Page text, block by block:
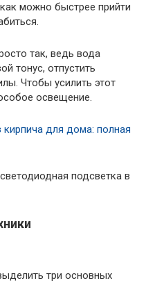
можно быстрее прийти
так, ведь вода
тонус, отпустить
Чтобы усилить этот
освещение.
для дома: полная
подсветка в
три основных